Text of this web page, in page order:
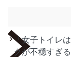
「女子トイレ
クが不穏すぎる